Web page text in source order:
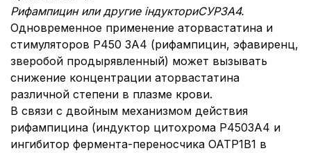
Рифампицин или другие індукториСУР3A4.
Одновременное применение аторвастатина и
стимуляторов Р450 3А4 (рифампицин, эфавиренц,
зверобой продырявленный) может вызывать
снижение концентрации аторвастатина
различной степени в плазме крови.
В связи с двойным механизмом действия
рифампицина (индуктор цитохрома Р4503А4 и
ингибитор фермента-переносчика ОАТР1В1 в